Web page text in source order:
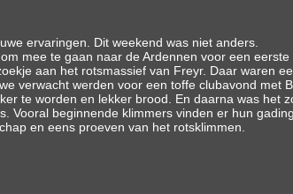
ervaringen. Dit weekend was niet anders.
mee te gaan naar de Ardennen voor een eerste
aan het rotsmassief van Freyr. Daar waren
verwacht werden voor een toffe clubavond met
te worden en lekker brood. En daarna was het
Vooral beginnende klimmers vinden er hun gading.
en eens proeven van het rotsklimmen.